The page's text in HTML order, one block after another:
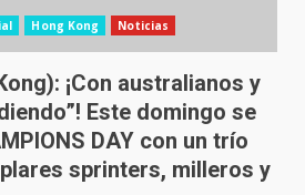
Hong Kong Noticias
¡Con australianos y
Este domingo se
DAY con un trío
sprinters, milleros y